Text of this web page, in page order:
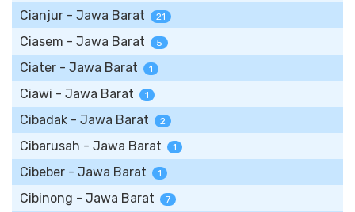
Cianjur - Jawa Barat 21
Ciasem - Jawa Barat 5
Ciater - Jawa Barat 1
Ciawi - Jawa Barat 1
Cibadak - Jawa Barat 2
Cibarusah - Jawa Barat 1
Cibeber - Jawa Barat 1
Cibinong - Jawa Barat 7